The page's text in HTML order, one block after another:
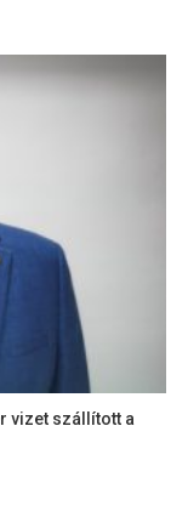
vizet szállított a